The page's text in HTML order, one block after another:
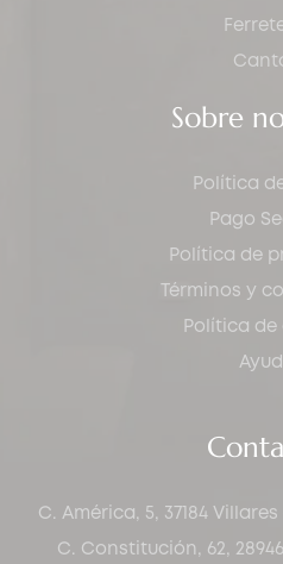
Sobre
Política
Pago
Política de
Términos y
Política de
C. América, 5, 37184
C. Constitución, 62,